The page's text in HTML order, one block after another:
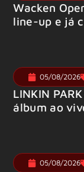
Wacken
line-up e já
05/08/2026
LINKIN
álbum ao
05/08/2026